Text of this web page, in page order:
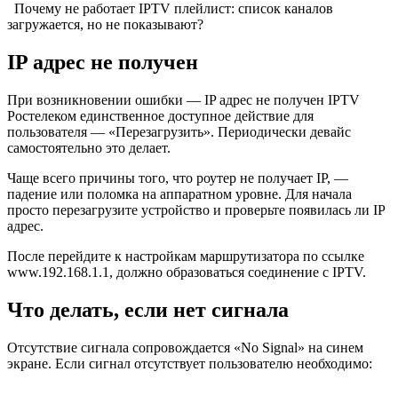
Почему не работает IPTV плейлист: список каналов
загружается, но не показывают?
IP адрес не получен
При возникновении ошибки — IP адрес не получен IPTV
Ростелеком единственное доступное действие для
пользователя — «Перезагрузить». Периодически девайс
самостоятельно это делает.
Чаще всего причины того, что роутер не получает IP, —
падение или поломка на аппаратном уровне. Для начала
просто перезагрузите устройство и проверьте появилась ли IP
адрес.
После перейдите к настройкам маршрутизатора по ссылке
www.192.168.1.1, должно образоваться соединение с IPTV.
Что делать, если нет сигнала
Отсутствие сигнала сопровождается «No Signal» на синем
экране. Если сигнал отсутствует пользователю необходимо: